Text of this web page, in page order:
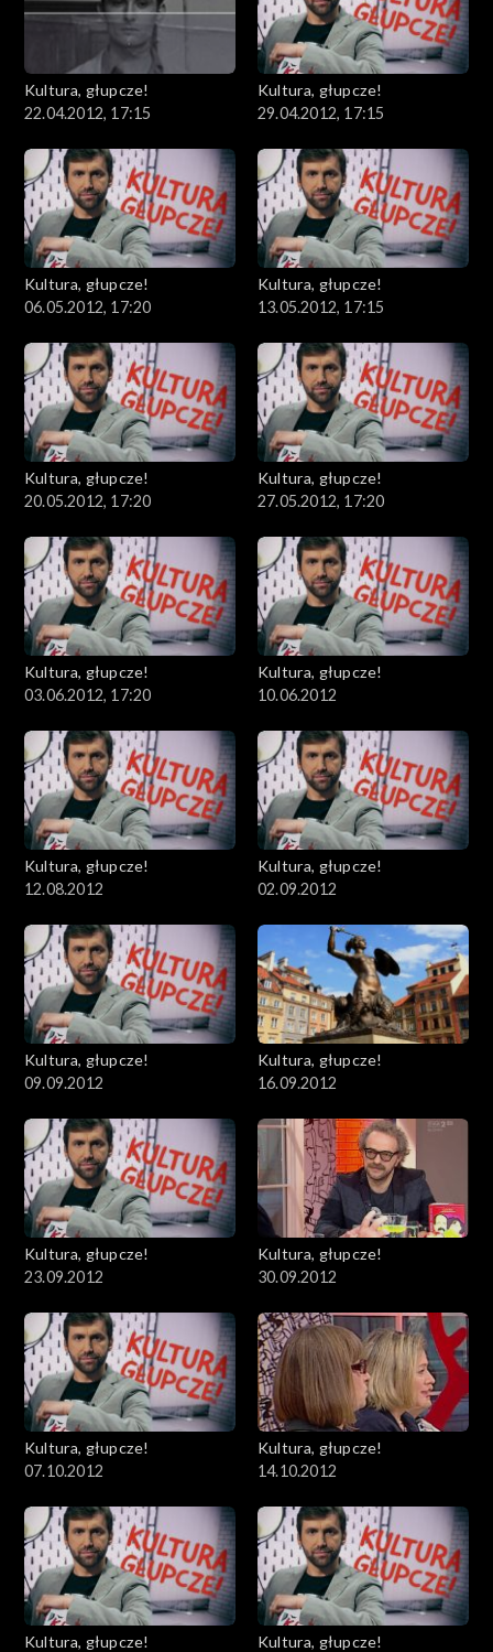
Kultura, głupcze!
22.04.2012, 17:15
Kultura, głupcze!
29.04.2012, 17:15
Kultura, głupcze!
06.05.2012, 17:20
Kultura, głupcze!
13.05.2012, 17:15
Kultura, głupcze!
20.05.2012, 17:20
Kultura, głupcze!
27.05.2012, 17:20
Kultura, głupcze!
03.06.2012, 17:20
Kultura, głupcze!
10.06.2012
Kultura, głupcze!
12.08.2012
Kultura, głupcze!
02.09.2012
Kultura, głupcze!
09.09.2012
Kultura, głupcze!
16.09.2012
Kultura, głupcze!
23.09.2012
Kultura, głupcze!
30.09.2012
Kultura, głupcze!
07.10.2012
Kultura, głupcze!
14.10.2012
Kultura, głupcze!
Kultura, głupcze!